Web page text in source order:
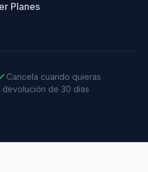
Planes
Cancela cuando quieras
devolución de 30 días